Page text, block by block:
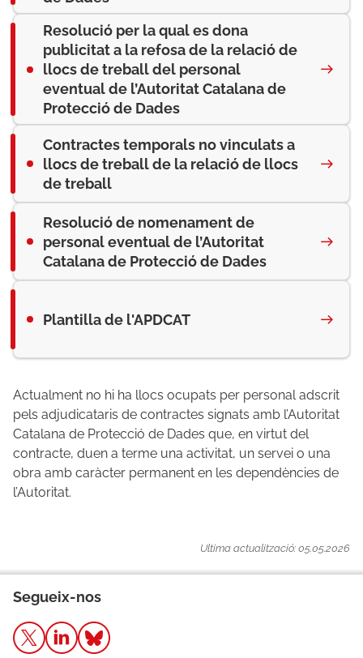
Resolució per la qual es dona
publicitat a la refosa de la relació de
llocs de treball del personal
eventual de l’Autoritat Catalana de
Protecció de Dades
Contractes temporals no vinculats a
llocs de treball de la relació de llocs
de treball
Resolució de nomenament de
personal eventual de l’Autoritat
Catalana de Protecció de Dades
Plantilla de l'APDCAT
Actualment no hi ha llocs ocupats per personal adscrit
pels adjudicataris de contractes signats amb l’Autoritat
Catalana de Protecció de Dades que, en virtut del
contracte, duen a terme una activitat, un servei o una
obra amb caràcter permanent en les dependències de
l’Autoritat.
Ultima actualització: 05.05.2026
Segueix-nos